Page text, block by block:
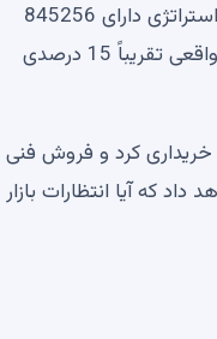
Saylor فرمول های جدیدی را در خلال یک عقب نشینی محلی معرفی می کند. تا اواسط ژوئن 2026، این استراتژی دارای 845256
بیت کوین به ارزش 54.36 میلیارد دلار است. با میانگین قیمت خرید 75682 دلار، این شرکت با ضرر غیر واقعی تقریباً 15 درصدی
این شرکت 1550 بیت کوین دیگر را به قیمت 101 میلیون دلار خریداری کرد و فروش فنی
که آیا انتظارات بازار